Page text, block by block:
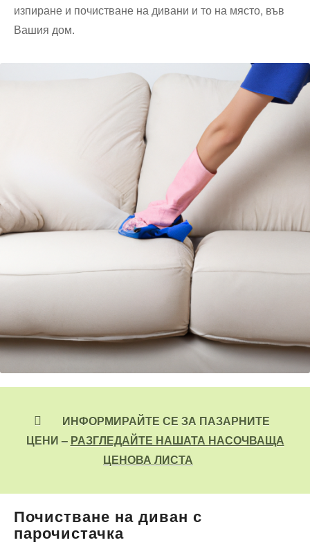
изпиране и почистване на дивани и то на място, във
Вашия дом.
ИНФОРМИРАЙТЕ СЕ ЗА ПАЗАРНИТЕ
ЦЕНИ – РАЗГЛЕДАЙТЕ НАШАТА НАСОЧВАЩА
ЦЕНОВА ЛИСТА
Почистване на диван с
парочистачка